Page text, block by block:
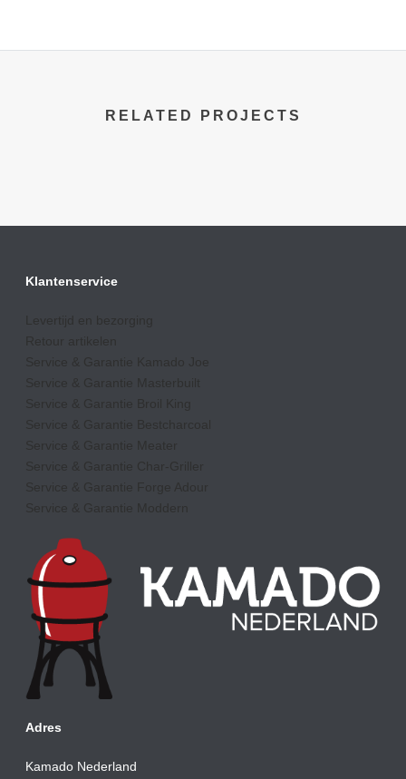
RELATED PROJECTS
Klantenservice
Levertijd en bezorging
Retour artikelen
Service & Garantie Kamado Joe
Service & Garantie Masterbuilt
Service & Garantie Broil King
Service & Garantie Bestcharcoal
Service & Garantie Meater
Service & Garantie Char-Griller
Service & Garantie Forge Adour
Service & Garantie Moddern
Adres
Kamado Nederland